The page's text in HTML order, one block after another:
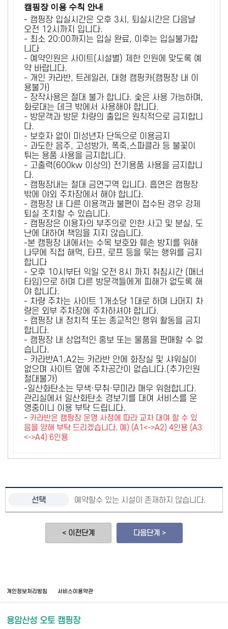
캠핑장 이용 수칙 안내
- 캠핑장 입실시간은 오후 3시, 퇴실시간은 다음날
오전 12시까지 입니다.
- 최소 20:00까지는 입실 완료, 이후는 입실불가합
니다
- 예약인원은 사이트(시설별) 제한 인원에 맞도록 예
약 바랍니다.
- 개인 카라반, 트레일러, 대형 캠핑카(캠핑장 내 이
용불가)
- 장작사용은 절대 불가 합니다. 숯은 사용 가능하며,
화로대는 데크 밖에서 사용해야 합니다.
- 방문객과 방문 차량의 출입은 원칙적으로 금지합니
다.
- 보호자 없이 미성년자 단독으로 이용금지
- 과도한 음주, 고성방가, 폭죽,스파클라 등 불꽃이
튀는 용품 사용을 금지합니다.
- 고출력(600kw 이상의) 전기용품 사용을 금지합니
다.
- 캠핑장내는 절대 금연구역 입니다. 흡연은 캠핑장
밖에 야외 주차장에서 해야 합니다.
- 캠핑장 내 다른 이용객과 불편이 접수된 경우 강제
퇴실 조치할 수 있습니다.
- 캠핑장은 이용자의 부주의로 인한 사고 및 분실, 도
난에 대하여 책임을 지지 않습니다.
-본 캠핑장 내에서는 수목 보호와 훼손 방지를 위해
나무에 직접 해먹, 타프, 로프 등을 묶는 행위를 금지
합니다
- 오후 10시부터 익일 오전 8시 까지 취침시간 (매너
타임)으로 하며 다른 방문객들에게 피해가 없도록 해
야 합니다.
- 차량 주차는 사이트 1개소당 1대로 하며 나머지 차
량은 외부 주차장에 주차하셔야 합니다.
- 캠핑장 내 정치적 또는 종교적인 행위 활동을 금지
합니다.
- 캠핑장 내 상업적인 홍보 또는 물품을 판매할 수 없
습니다.
- 카라반A1,A2는 카라반 안에 화장실 및 샤워실이
없으며 사이트 옆에 주차공간이 없습니다.(추가인원
절대불가)
-일산화탄소는 무색·무취·무미라 매우 위험합니다.
관리실에서 일산화탄소 경보기를 대여 서비스를 운
영중이니 이용 부탁 드립니다.
- 카라반은 캠핑장 운영 사정에 따라 교차 대여 할 수 있
음을 양해 부탁 드리겠습니다. 예) (A1<->A2) 4인용 (A3
<->A4) 6인용
예약할수 있는 시설이 존재하지 않습니다.
< 이전단계 다음단계 >
개인정보처리방침 서비스이용약관
용암산성 오토 캠핑장